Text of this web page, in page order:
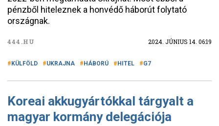
pénzből hiteleznek a honvédő háborút folytató
országnak.
444.HU 2024. JÚNIUS 14. 06:19
KÜLFÖLD UKRAJNA HÁBORÚ HITEL G7
Koreai akkugyártókkal tárgyalt a
magyar kormány delegációja